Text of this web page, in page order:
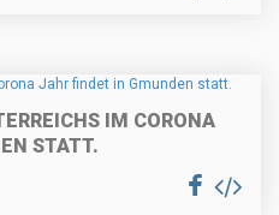
IM CORONA
STATT.